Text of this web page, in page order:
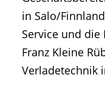
in Salo/
Service und
Franz Kleine
Verladetechnik